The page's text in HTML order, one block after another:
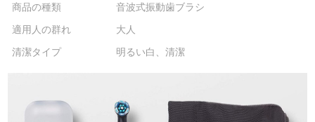
商品の種類
音波式振動歯ブラシ
適用人の群れ
大人
清潔タイプ
明るい白、清潔